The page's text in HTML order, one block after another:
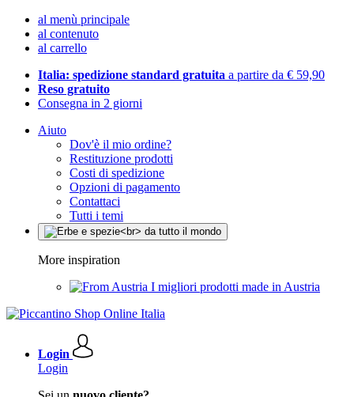
al menù principale
al contenuto
al carrello
Italia: spedizione standard gratuita a partire da € 59,90
Reso gratuito
Consegna in 2 giorni
Aiuto
Dov'è il mio ordine?
Restituzione prodotti
Costi di spedizione
Opzioni di pagamento
Contattaci
Tutti i temi
More inspiration
I migliori prodotti made in Austria
Login
Login